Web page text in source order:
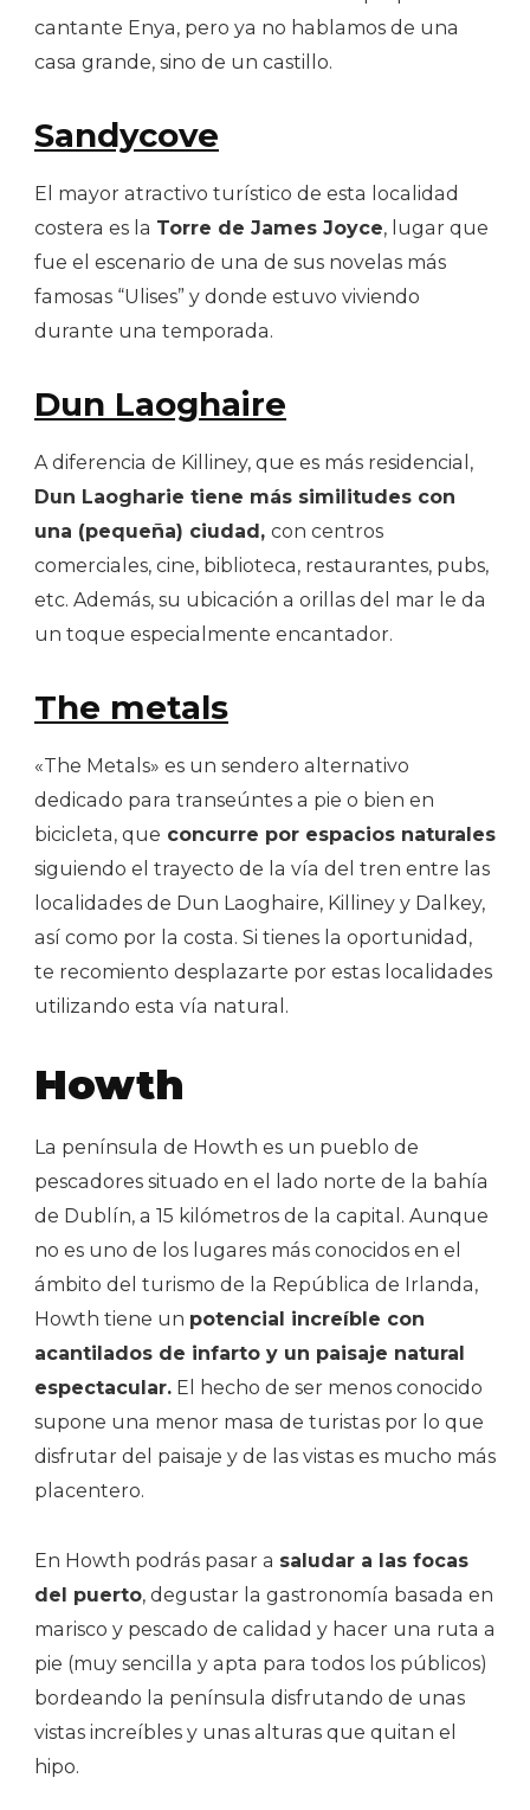
cantante Enya, pero ya no hablamos de una
casa grande, sino de un castillo.
Sandycove
El mayor atractivo turístico de esta localidad
costera es la Torre de James Joyce, lugar que
fue el escenario de una de sus novelas más
famosas “Ulises” y donde estuvo viviendo
durante una temporada.
Dun Laoghaire
A diferencia de Killiney, que es más residencial,
Dun Laogharie tiene más similitudes con
una (pequeña) ciudad, con centros
comerciales, cine, biblioteca, restaurantes, pubs,
etc. Además, su ubicación a orillas del mar le da
un toque especialmente encantador.
The metals
«The Metals» es un sendero alternativo
dedicado para transeúntes a pie o bien en
bicicleta, que concurre por espacios naturales
siguiendo el trayecto de la vía del tren entre las
localidades de Dun Laoghaire, Killiney y Dalkey,
así como por la costa. Si tienes la oportunidad,
te recomiento desplazarte por estas localidades
utilizando esta vía natural.
Howth
La península de Howth es un pueblo de
pescadores situado en el lado norte de la bahía
de Dublín, a 15 kilómetros de la capital. Aunque
no es uno de los lugares más conocidos en el
ámbito del turismo de la República de Irlanda,
Howth tiene un potencial increíble con
acantilados de infarto y un paisaje natural
espectacular. El hecho de ser menos conocido
supone una menor masa de turistas por lo que
disfrutar del paisaje y de las vistas es mucho más
placentero.
En Howth podrás pasar a saludar a las focas
del puerto, degustar la gastronomía basada en
marisco y pescado de calidad y hacer una ruta a
pie (muy sencilla y apta para todos los públicos)
bordeando la península disfrutando de unas
vistas increíbles y unas alturas que quitan el
hipo.